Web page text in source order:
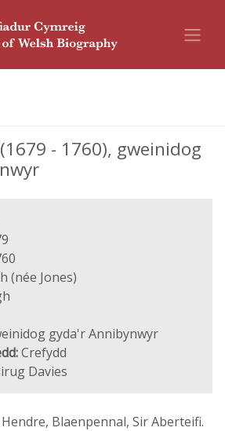
(1679 - 1760), gweinidog
(née Jones)
gyda'r Annibynwyr
Crefydd
Davies
Blaenpennal, Sir Aberteifi.